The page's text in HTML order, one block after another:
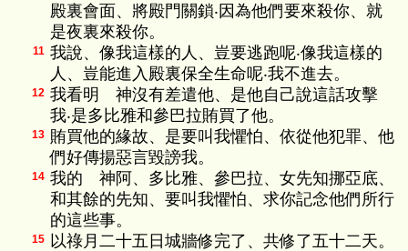
殿裏會面、將殿門關鎖‧因為他們要來殺你、就
是夜裏來殺你。
11 我說、像我這樣的人、豈要逃跑呢‧像我這樣的
人、豈能進入殿裏保全生命呢‧我不進去。
12 我看明 神沒有差遣他、是他自己說這話攻擊
我‧是多比雅和參巴拉賄買了他。
13 賄買他的緣故、是要叫我懼怕、依從他犯罪、他
們好傳揚惡言毀謗我。
14 我的 神阿、多比雅、參巴拉、女先知挪亞底、
和其餘的先知、要叫我懼怕、求你記念他們所行
的這些事。
15 以祿月二十五日城牆修完了、共修了五十二天。